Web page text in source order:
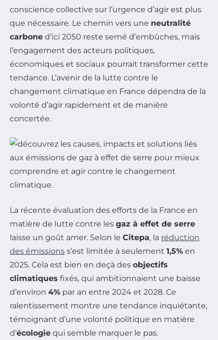
conscience collective sur l’urgence d’agir est plus
que nécessaire. Le chemin vers une neutralité
carbone d’ici 2050 reste semé d’embûches, mais
l’engagement des acteurs politiques,
économiques et sociaux pourrait transformer cette
tendance. L’avenir de la lutte contre le
changement climatique en France dépendra de la
volonté d’agir rapidement et de manière
concertée.
La récente évaluation des efforts de la France en
matière de lutte contre les gaz à effet de serre
laisse un goût amer. Selon le Citepa, la réduction
des émissions s’est limitée à seulement 1,5% en
2025. Cela est bien en deçà des objectifs
climatiques fixés, qui ambitionnaient une baisse
d’environ 4% par an entre 2024 et 2028. Ce
ralentissement montre une tendance inquiétante,
témoignant d’une volonté politique en matière
d’écologie qui semble marquer le pas.